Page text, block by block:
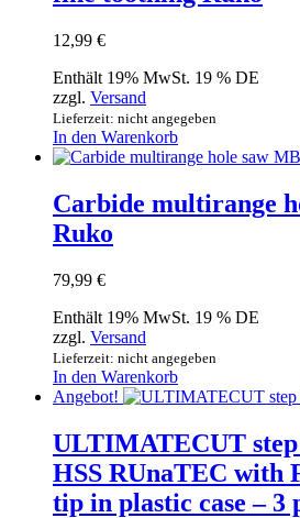
12,99 €
Enthält 19% MwSt. 19 % DE
zzgl. Versand
Lieferzeit: nicht angegeben
In den Warenkorb
Carbide multirange
Ruko
79,99 €
Enthält 19% MwSt. 19 % DE
zzgl. Versand
Lieferzeit: nicht angegeben
In den Warenkorb
Angebot!
ULTIMATECUT
HSS RUnaTEC with
tip in plastic case – 3